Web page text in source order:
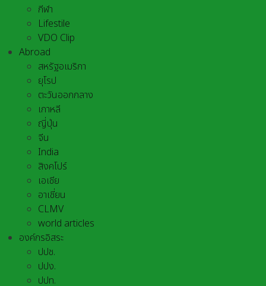
กีฬา
Lifestile
VDO Clip
Abroad
สหรัฐอเมริกา
ยุโรป
ตะวันออกกลาง
เกาหลี
ญี่ปุ่น
จีน
India
สิงคโปร์
เอเชีย
อาเชี่ยน
CLMV
world articles
องค์กรอิสระ
ปปช.
ปปง.
ปปท.